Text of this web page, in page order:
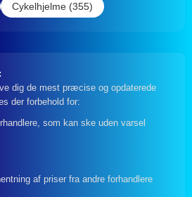
Cykelhjelme (355)
dig de mest præcise og opdaterede
der forbehold for:
som kan ske uden varsel
af priser fra andre forhandlere